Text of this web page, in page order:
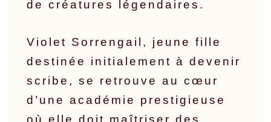
de créatures légendaires.
Violet Sorrengail, jeune fille
destinée initialement à devenir
scribe, se retrouve au cœur
d’une académie prestigieuse